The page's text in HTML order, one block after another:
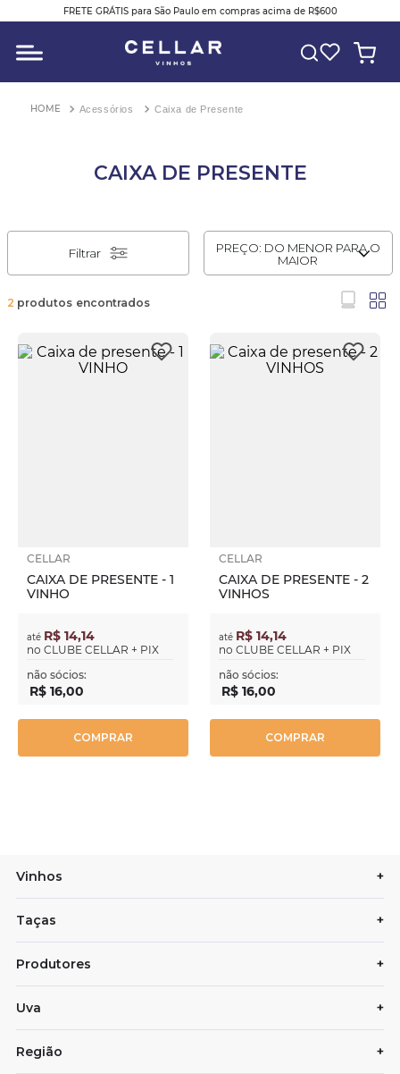
FRETE GRÁTIS para São Paulo em compras acima de R$600
Acessórios Caixa de Presente
CAIXA DE PRESENTE
PREÇO: DO MENOR PARA O
MAIOR
Filtrar
2 produtos
CELLAR
CAIXA DE PRESENTE - 1
VINHO
até R$ 14,14
no CLUBE CELLAR + PIX
não sócios:
R$ 16,00
COMPRAR
CELLAR
CAIXA DE PRESENTE - 2
VINHOS
até R$ 14,14
no CLUBE CELLAR + PIX
não sócios:
R$ 16,00
COMPRAR
Vinhos +
Taças +
Produtores +
Uva +
Região +